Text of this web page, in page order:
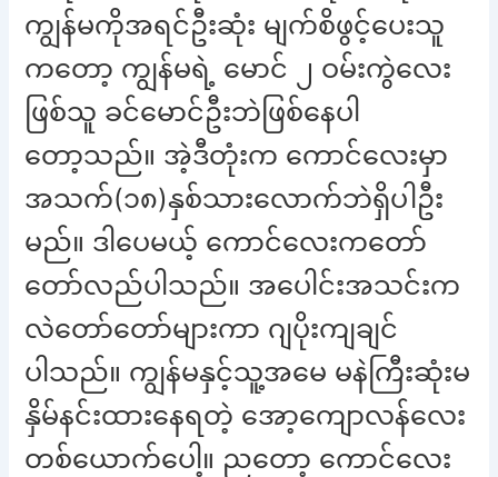
ကျွန်မကိုအရင်ဦးဆုံး မျက်စိဖွင့်ပေးသူ
ကတော့ ကျွန်မရဲ့ မောင် ၂ ဝမ်းကွဲလေး
ဖြစ်သူ ခင်မောင်ဦးဘဲဖြစ်နေပါ
တော့သည်။ အဲ့ဒီတုံးက ကောင်လေးမှာ
အသက်(၁၈)နှစ်သားလောက်ဘဲရှိပါဦး
မည်။ ဒါပေမယ့် ကောင်လေးကတော်
တော်လည်ပါသည်။ အပေါင်းအသင်းက
လဲတော်တော်များကာ ဂျပိုးကျချင်
ပါသည်။ ကျွန်မနှင့်သူ့အမေ မနဲကြီးဆုံးမ
နှိမ်နင်းထားနေရတဲ့ အော့ကျောလန်လေး
တစ်ယောက်ပေါ့။ ညတော့ ကောင်လေး